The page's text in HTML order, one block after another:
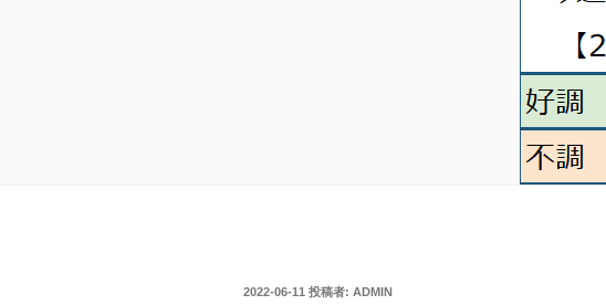
投
2022-06-11 投稿者: ADMIN